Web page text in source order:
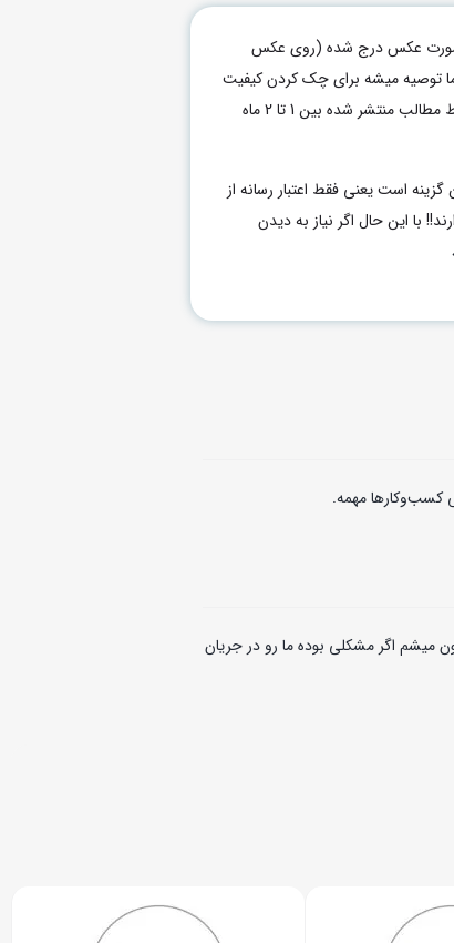
بصورت عکس درج شده (روی عکس
توصیه میشه برای چک کردن کیفیت
هر رسانه برای خرید رپورتاژ یا بکلینک، فقط مطالب منتشر شده بین 1 تا 2 ماه
است یعنی فقط اعتبار رسانه از
با این حال اگر نیاز به دیدن
کسب‌وکارها مهمه.
میشم اگر مشکلی بوده ما رو در جریان